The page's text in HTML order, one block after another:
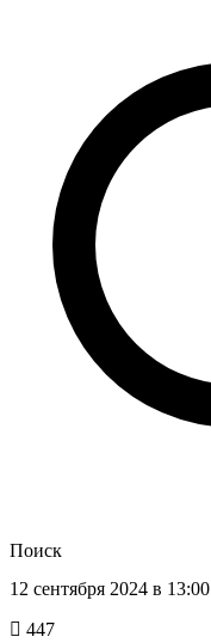
Поиск
12 сентября 2024 в 13:00
447